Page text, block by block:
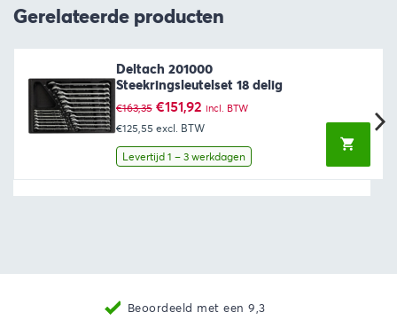
Gerelateerde producten
Deltach 201000
Steekringsleutelset 18 delig
€163,35 Oorspronkelijke
prijs
was:
€163,35.
€151,92Huidige
prijs
is:
€151,92.
incl. BTW
€125,55 excl. BTW
Levertijd 1 – 3 werkdagen
Nieuwste producten